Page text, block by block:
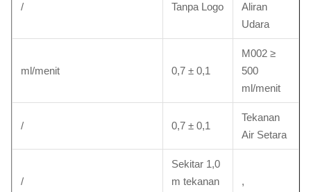
/ Tanpa Logo
Aliran
Udara
ml/menit 0,7 ± 0,1
M002 ≥
500
ml/menit
/ 0,7 ± 0,1
Tekanan
Air Setara
/
Sekitar 1,0
m tekanan
,